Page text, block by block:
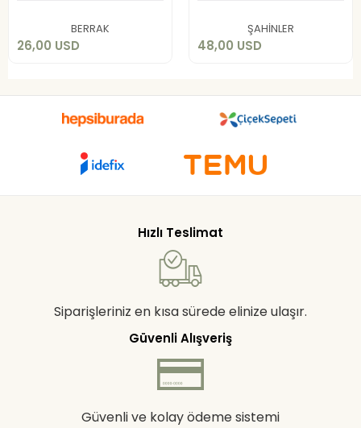
BERRAK
26,00 USD
ŞAHİNLER
48,00 USD
Hızlı Teslimat
Siparişleriniz en kısa sürede elinize ulaşır.
Güvenli Alışveriş
Güvenli ve kolay ödeme sistemi